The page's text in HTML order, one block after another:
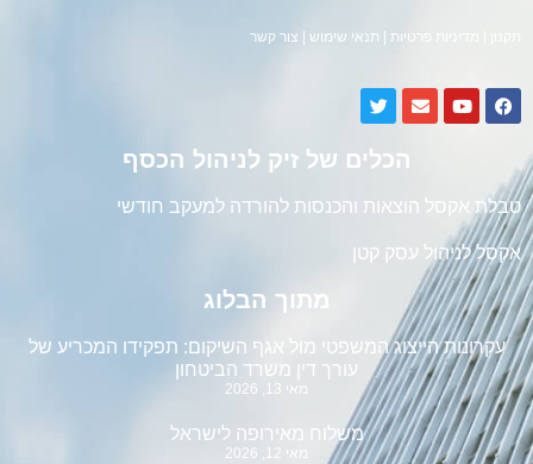
מדיניות פרטיות | תנאי שימוש | צור קשר
הכלים של זיק לניהול הכסף
טבלת אקסל הוצאות והכנסות להורדה למעקב חודשי
אקסל לניהול עסק קטן
מתוך הבלוג
עקרונות הייצוג המשפטי מול אגף השיקום: תפקידו המכריע של
עורך דין משרד הביטחון
מאי 13, 2026
משלוח מאירופה לישראל
מאי 12, 2026